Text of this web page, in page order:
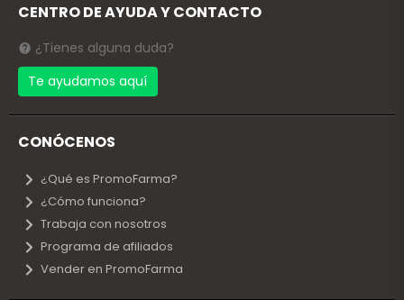
CENTRO DE AYUDA Y CONTACTO
¿Tienes alguna duda?
Te ayudamos aquí
CONÓCENOS
¿Qué es PromoFarma?
¿Cómo funciona?
Trabaja con nosotros
Programa de afiliados
Vender en PromoFarma